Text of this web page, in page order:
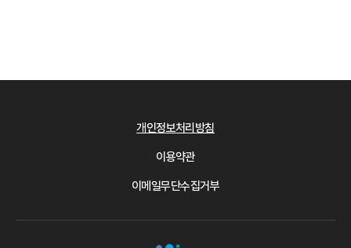
개인정보처리방침
이용약관
이메일무단수집거부